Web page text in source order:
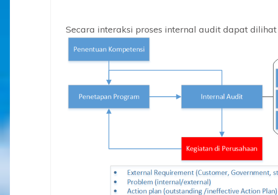
Secara interaksi proses internal audit dapat